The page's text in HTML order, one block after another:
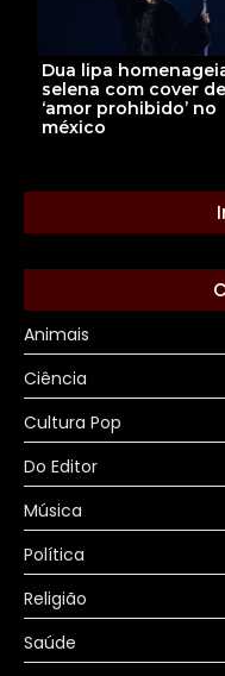
Dua lipa
selena com cover de
‘amor prohibido’ no
méxico
Animais
Ciência
Cultura Pop
Do Editor
Música
Política
Religião
Saúde